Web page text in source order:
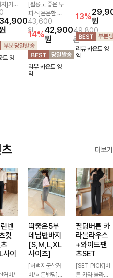
지]가
한
돋보이
스로,
는 슬
자인
을 더
연
34,90043,600
원
트 영
[활용도 좋은 투
피스]은은한 체
크 패턴과 허리
스트링 디테일이
어우러진 투피스
세트입니다. 여
유로운 상의와
풍성하게 퍼지는
롱스커트가 자연
14%42,900
원
49,800
원
리뷰 카운트 영
역
산뜻한 컬러감,
여름에 딱 맞는
코튼 셔츠❤️ 여
유 있는 핏과 스
트라이프 패턴,
자연스러운 실루
13%원
리뷰 카운트 영
역
더보기
넨
컷
이
커버/
딱좋은5부
데님반바지
[S,M,L,XL
사이즈]
[허벅지군살커
버/히든밴딩]여
필딩버튼 카
라블라우스
+와이드팬
츠SET
[SET PICK]버
튼 카라 블라우